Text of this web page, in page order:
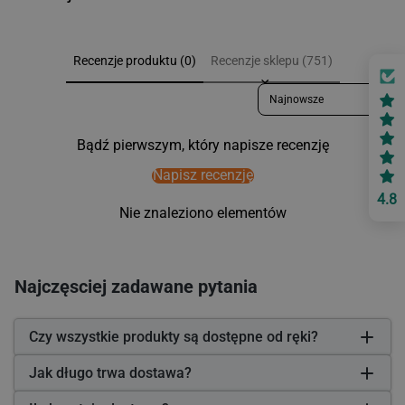
Recenzje produktu (0) Recenzje sklepu (751)
Sort reviews by
Bądź pierwszym, który napisze recenzję
Napisz recenzję
Nie znaleziono elementów
Najczęsciej zadawane pytania
Czy wszystkie produkty są dostępne od ręki?
Jak długo trwa dostawa?
4.8